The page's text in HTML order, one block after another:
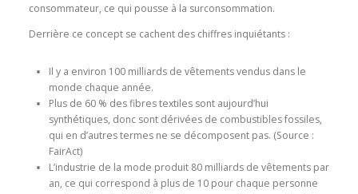
consommateur, ce qui pousse à la surconsommation.
Derrière ce concept se cachent des chiffres inquiétants :
Il y a environ 100 milliards de vêtements vendus dans le
monde chaque année.
Plus de 60 % des fibres textiles sont aujourd’hui
synthétiques, donc sont dérivées de combustibles fossiles,
qui en d’autres termes ne se décomposent pas. (Source :
FairAct)
L’industrie de la mode produit 80 milliards de vêtements par
an, ce qui correspond à plus de 10 pour chaque personne